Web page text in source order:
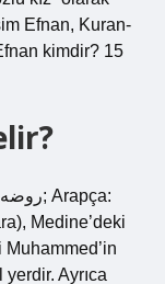
Efnan, Kuran-
kimdir? 15
Ayrıca